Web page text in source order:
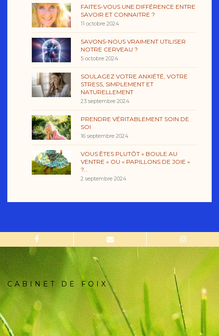
FAITES-VOUS UNE DIFFÉRENCE ENTRE
SAVOIR ET CONNAITRE ?
11 octobre 2024
SAVONS-NOUS VRAIMENT UTILISER
NOTRE CERVEAU ?
5 octobre 2024
SOULAGEZ VOTRE ANXIÉTÉ, VOTRE
STRESS, SIMPLEMENT ET
NATURELLEMENT
23 septembre 2024
PRENDRE VÉRITABLEMENT SOIN DE
SOI
16 septembre 2024
VOUS ÊTES PLUTÔT « BOULE AU
VENTRE » OU « PAPILLONS DE JOIE »
?…
2 septembre 2024
CABINET DE FOIX